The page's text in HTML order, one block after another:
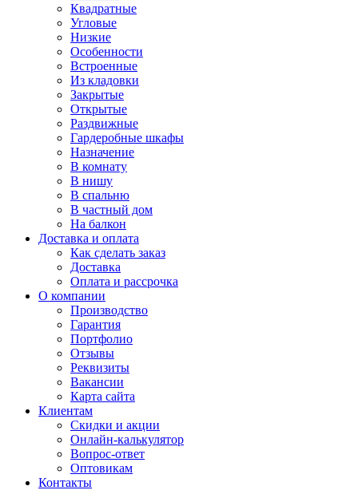
Квадратные
Угловые
Низкие
Особенности
Встроенные
Из кладовки
Закрытые
Открытые
Раздвижные
Гардеробные шкафы
Назначение
В комнату
В нишу
В спальню
В частный дом
На балкон
Доставка и оплата
Как сделать заказ
Доставка
Оплата и рассрочка
О компании
Производство
Гарантия
Портфолио
Отзывы
Реквизиты
Вакансии
Карта сайта
Клиентам
Скидки и акции
Онлайн-калькулятор
Вопрос-ответ
Оптовикам
Контакты